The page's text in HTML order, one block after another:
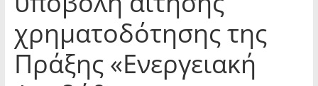
χρηματοδότησης της
Πράξης «Ενεργειακή